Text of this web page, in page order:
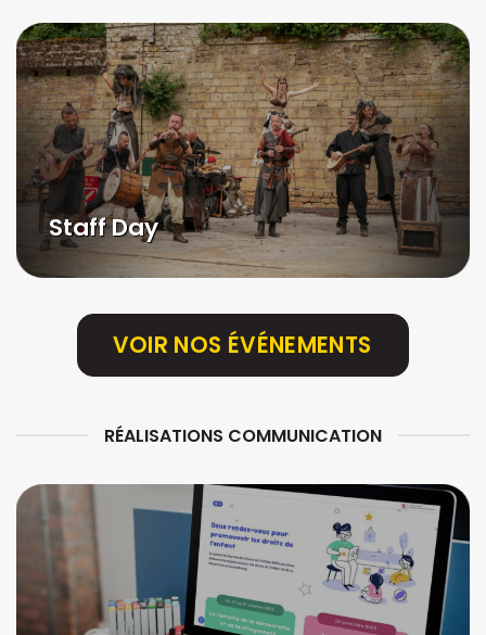
Staff Day
VOIR NOS ÉVÉNEMENTS
RÉALISATIONS COMMUNICATION